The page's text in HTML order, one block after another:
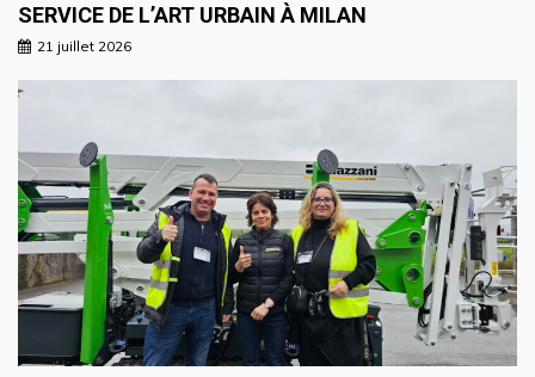
SERVICE DE L’ART URBAIN À MILAN
21 juillet 2026